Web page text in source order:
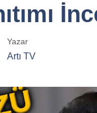
Yazar
Artı TV